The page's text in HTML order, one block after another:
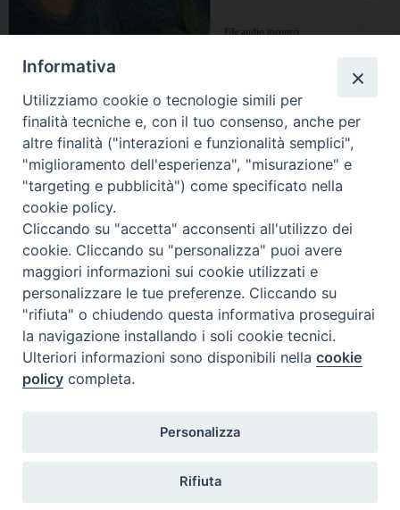
Informativa
Utilizziamo cookie o tecnologie simili per
finalità tecniche e, con il tuo consenso, anche per
altre finalità ("interazioni e funzionalità semplici",
"miglioramento dell'esperienza", "misurazione" e
"targeting e pubblicità") come specificato nella
cookie policy.
Cliccando su "accetta" acconsenti all'utilizzo dei
cookie. Cliccando su "personalizza" puoi avere
maggiori informazioni sui cookie utilizzati e
personalizzare le tue preferenze. Cliccando su
"rifiuta" o chiudendo questa informativa proseguirai
la navigazione installando i soli cookie tecnici.
Ulteriori informazioni sono disponibili nellacookie
policy completa.
Personalizza
Rifiuta